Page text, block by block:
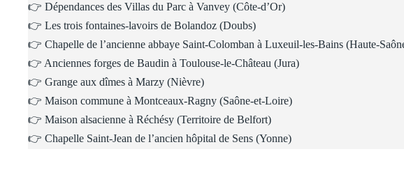
👉 Dépendances des Villas du Parc à Vanvey (Côte-d’Or)
👉 Les trois fontaines-lavoirs de Bolandoz (Doubs)
👉 Chapelle de l’ancienne abbaye Saint-Colomban à Luxeuil-les-Bains (Haute-
👉 Anciennes forges de Baudin à Toulouse-le-Château (Jura)
👉 Grange aux dîmes à Marzy (Nièvre)
👉 Maison commune à Montceaux-Ragny (Saône-et-Loire)
👉 Maison alsacienne à Réchésy (Territoire de Belfort)
👉 Chapelle Saint-Jean de l’ancien hôpital de Sens (Yonne)